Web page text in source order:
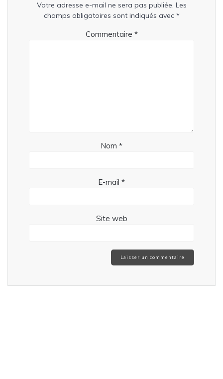
Votre adresse e-mail ne sera pas publiée. Les
champs obligatoires sont indiqués avec *
Commentaire *
Nom *
E-mail *
Site web